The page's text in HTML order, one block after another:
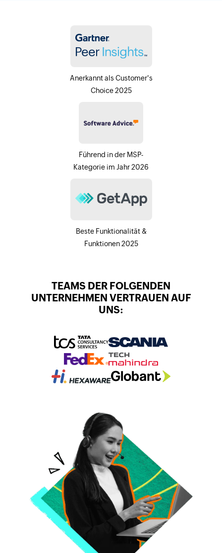
Anerkannt als Customer's
Choice 2025
Führend in der MSP-
Kategorie im Jahr 2026
Beste Funktionalität &
Funktionen 2025
TEAMS DER FOLGENDEN
UNTERNEHMEN VERTRAUEN AUF
UNS: